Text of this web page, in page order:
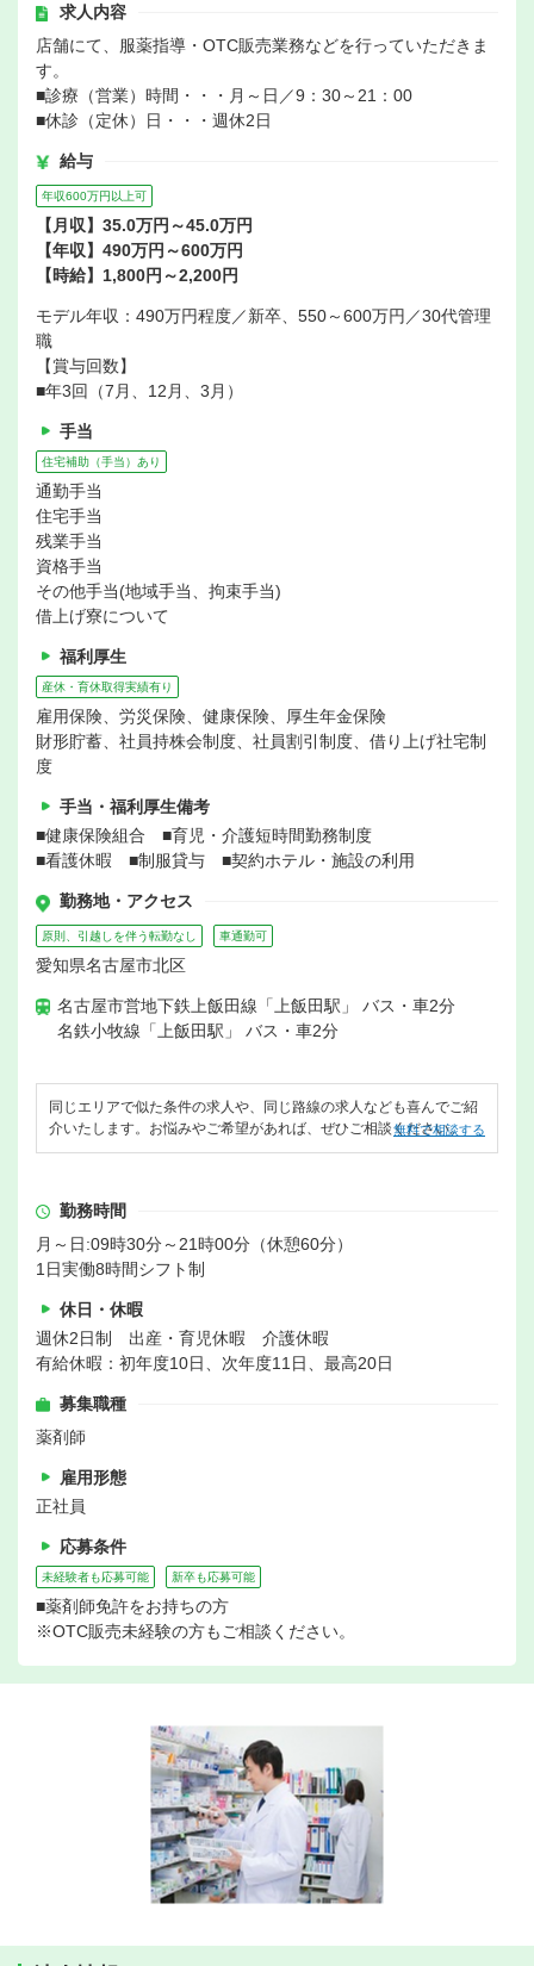
求人内容
店舗にて、服薬指導・OTC販売業務などを行っていただきま
す。
■診療（営業）時間・・・月～日／9：30～21：00
■休診（定休）日・・・週休2日
給与
年収600万円以上可
【月収】35.0万円～45.0万円
【年収】490万円～600万円
【時給】1,800円～2,200円
モデル年収：490万円程度／新卒、550～600万円／30代管理
職
【賞与回数】
■年3回（7月、12月、3月）
手当
住宅補助（手当）あり
通勤手当
住宅手当
残業手当
資格手当
その他手当(地域手当、拘束手当)
借上げ寮について
福利厚生
産休・育休取得実績有り
雇用保険、労災保険、健康保険、厚生年金保険
財形貯蓄、社員持株会制度、社員割引制度、借り上げ社宅制
度
手当・福利厚生備考
■健康保険組合 ■育児・介護短時間勤務制度
■看護休暇 ■制服貸与 ■契約ホテル・施設の利用
勤務地・アクセス
原則、引越しを伴う転勤なし 車通勤可
愛知県名古屋市北区
名古屋市営地下鉄上飯田線「上飯田駅」 バス・車2分
名鉄小牧線「上飯田駅」 バス・車2分
同じエリアで似た条件の求人や、同じ路線の求人なども喜んでご紹
介いたします。お悩みやご希望があれば、ぜひご相談ください。
無料で相談する
勤務時間
月～日:09時30分～21時00分（休憩60分）
1日実働8時間シフト制
休日・休暇
週休2日制 出産・育児休暇 介護休暇
有給休暇：初年度10日、次年度11日、最高20日
募集職種
薬剤師
雇用形態
正社員
応募条件
未経験者も応募可能 新卒も応募可能
■薬剤師免許をお持ちの方
※OTC販売未経験の方もご相談ください。